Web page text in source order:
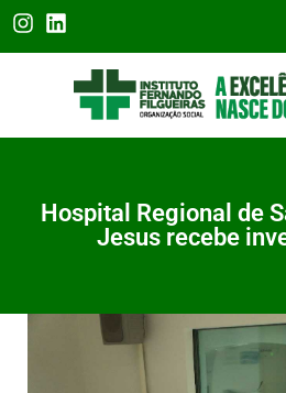
Hospital Regional de
Jesus recebe